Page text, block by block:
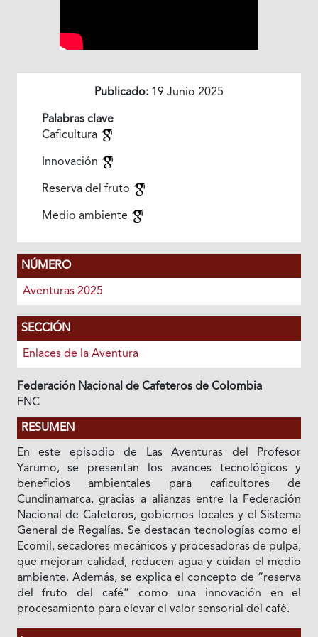
Publicado: 19 Junio 2025
Palabras clave
Caficultura
Innovación
Reserva del fruto
Medio ambiente
NÚMERO
Aventuras 2025
SECCIÓN
Enlaces de la Aventura
Federación Nacional de Cafeteros de Colombia
FNC
RESUMEN
En este episodio de Las Aventuras del Profesor
Yarumo, se presentan los avances tecnológicos y
beneficios ambientales para caficultores de
Cundinamarca, gracias a alianzas entre la Federación
Nacional de Cafeteros, gobiernos locales y el Sistema
General de Regalías. Se destacan tecnologías como el
Ecomil, secadores mecánicos y procesadoras de pulpa,
que mejoran calidad, reducen agua y cuidan el medio
ambiente. Además, se explica el concepto de “reserva
del fruto del café” como una innovación en el
procesamiento para elevar el valor sensorial del café.